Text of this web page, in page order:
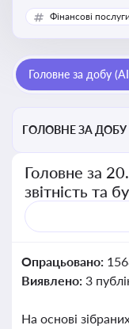
складання
національних і
Фінансові послуги
Головне за добу
ГОЛОВНЕ ЗА ДОБУ
Головне за
звітність та
Опрацьовано:
Виявлено: 3
На основі